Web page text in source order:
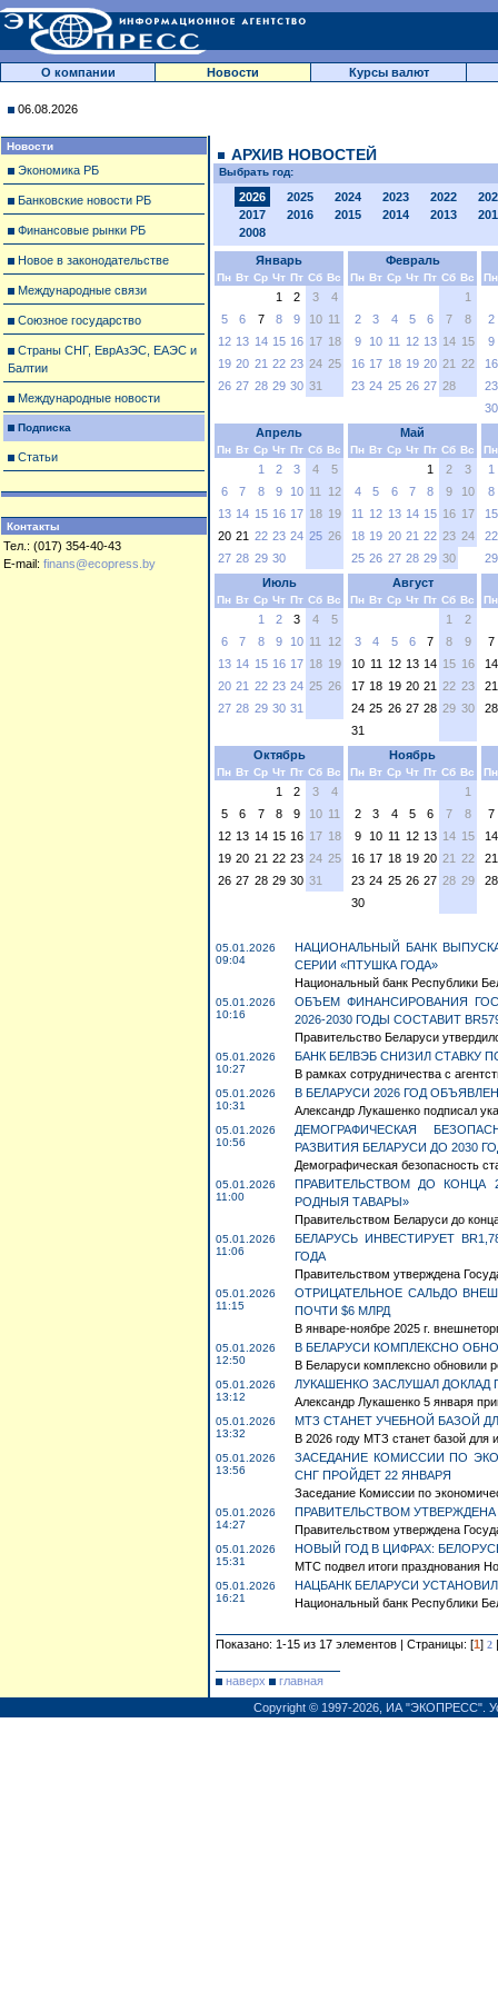
О компании Новости Курсы валют
06.08.2026
Новости
Экономика РБ
Банковские новости РБ
Финансовые рынки РБ
Новое в законодательстве
Международные связи
Союзное государство
Страны СНГ, ЕврАзЭС, ЕАЭС и
Балтии
Международные новости
Подписка
Статьи
Контакты
Тел.: (017) 354-40-43
E-mail: finans@ecopress.by
АРХИВ НОВОСТЕЙ
Выбрать год:
2026 2025 2024 2023 2022
2017
2016 2015 2014 2013
2008
Январь
Пн Вт Ср Чт Пт Сб Вс
1 2 3
4
5
6 7 8 9 10 11
12 13 14 15 16 17 18
19 20 21 22 23 24 25
26 27 28 29 30 31
Февраль
Пн Вт Ср Чт Пт Сб Вс
1
2
3 4 5 6 7
8
9
10 11 12 13 14 15
16 17 18 19 20 21 22
23 24 25 26 27 28
Пн
2
9
16
23
30
Апрель
Пн Вт Ср Чт Пт Сб Вс
1 2 3 4
5
6
7 8 9 10 11
12
13 14 15 16 17 18 19
20 21 22 23 24 25 26
27 28 29 30
Май
Пн Вт Ср Чт Пт Сб Вс
1 2
3
4
5 6 7 8 9
10
11
12 13 14 15 16 17
18 19 20 21 22 23 24
25 26 27 28 29 30
Пн
1
8
15
22
29
Июль
Пн Вт Ср Чт Пт Сб Вс
1 2 3 4
5
6
7 8 9 10 11
12
13 14 15 16 17 18 19
20 21 22 23 24 25 26
27 28 29 30 31
Август
Пн Вт Ср Чт Пт Сб Вс
1
2
3
4 5 6 7 8
9
10 11 12 13 14 15 16
17 18 19 20 21 22 23
24 25 26 27 28 29 30
31
Пн
7
14
21
28
Октябрь
Пн Вт Ср Чт Пт Сб Вс
1 2 3
4
5
6 7 8 9 10 11
12 13 14 15 16 17 18
19 20 21 22 23 24 25
26 27 28 29 30 31
Ноябрь
Пн Вт Ср Чт Пт Сб Вс
1
2
3 4 5 6 7
8
9
10 11 12 13 14 15
16 17 18 19 20 21 22
23 24 25 26 27 28 29
30
Пн
7
14
21
28
05.01.2026
09:04
НАЦИОНАЛЬНЫЙ БАНК
СЕРИИ «ПТУШКА ГОДА»
Национальный банк Республики
05.01.2026
10:16
ОБЪЕМ ФИНАНСИРОВАНИЯ
2026-2030 ГОДЫ СОСТАВИТ
Правительство Беларуси
05.01.2026
10:27
БАНК БЕЛВЭБ СНИЗИЛ СТАВКУ
В рамках сотрудничества с
05.01.2026
10:31
В БЕЛАРУСИ 2026 ГОД
Александр Лукашенко подписал
05.01.2026
10:56
ДЕМОГРАФИЧЕСКАЯ
РАЗВИТИЯ БЕЛАРУСИ ДО 2030
Демографическая безопасность
05.01.2026
11:00
ПРАВИТЕЛЬСТВОМ ДО КОНЦА
РОДНЫЯ ТАВАРЫ»
Правительством Беларуси до
05.01.2026
11:06
БЕЛАРУСЬ ИНВЕСТИРУЕТ
ГОДА
Правительством утверждена
05.01.2026
11:15
ОТРИЦАТЕЛЬНОЕ САЛЬДО
ПОЧТИ $6 МЛРД
В январе-ноябре 2025 г.
05.01.2026
12:50
В БЕЛАРУСИ КОМПЛЕКСНО
В Беларуси комплексно обновили
05.01.2026
13:12
ЛУКАШЕНКО ЗАСЛУШАЛ
Александр Лукашенко 5 января
05.01.2026
13:32
МТЗ СТАНЕТ УЧЕБНОЙ БАЗОЙ
В 2026 году МТЗ станет базой для
05.01.2026
13:56
ЗАСЕДАНИЕ КОМИССИИ ПО
СНГ ПРОЙДЕТ 22 ЯНВАРЯ
Заседание Комиссии по
05.01.2026
14:27
ПРАВИТЕЛЬСТВОМ УТВЕРЖДЕНА
Правительством утверждена
05.01.2026
15:31
НОВЫЙ ГОД В ЦИФРАХ:
МТС подвел итоги празднования
05.01.2026
16:21
НАЦБАНК БЕЛАРУСИ
Национальный банк Республики
Показано: 1-15 из 17 элементов | Страницы: [1] 2 |
наверх
главная
Copyright © 1997-2026, ИА "ЭКОПРЕСС".